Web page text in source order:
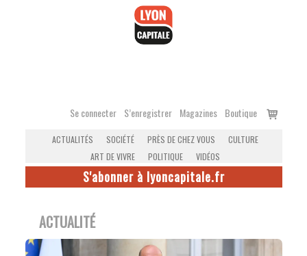
Se connecter S’enregistrer Magazines Boutique
Voir
ACTUALITÉS SOCIÉTÉ PRÈS DE CHEZ VOUS
CULTURE
ART DE VIVRE
POLITIQUE VIDÉOS
S'abonner à lyoncapitale.fr
ACTUALITÉ